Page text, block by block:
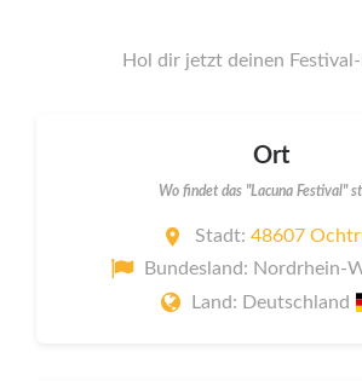
Hol dir jetzt deinen
Ort
Wo findet das "Lacuna Festival"
Stadt: 48607
Bundesland: Nordrhein-
Land: Deutschland